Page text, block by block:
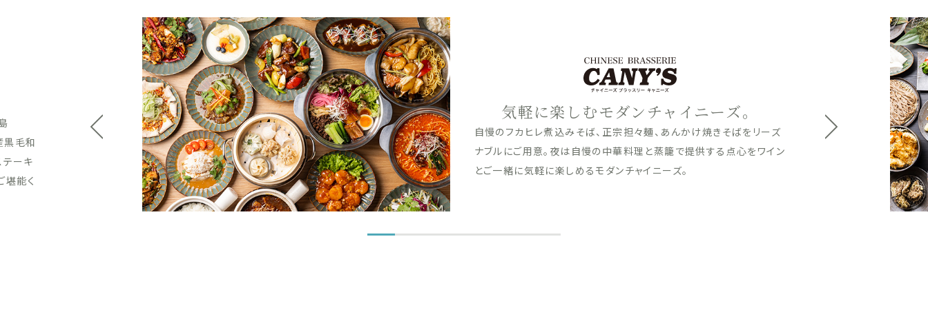
ーズ
ワイン
昼も夜も、こだわりの一杯を。
昼は自慢の石臼粗挽き蕎麦とお好みのつけ汁で楽しめるつけ蕎麦、
素材にこだわった揚げたての天婦羅をご用意。夜は沖縄の厳選した
食材を使用した海鮮や肉料理を、地元の美味しいお酒とご一緒に心
行くまでお楽しみください。